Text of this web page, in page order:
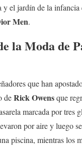
y el jardín de la
Men.
la Moda de
que han
deRick Owensque
marcada por tres
por aire y luego
piscina, mientras los